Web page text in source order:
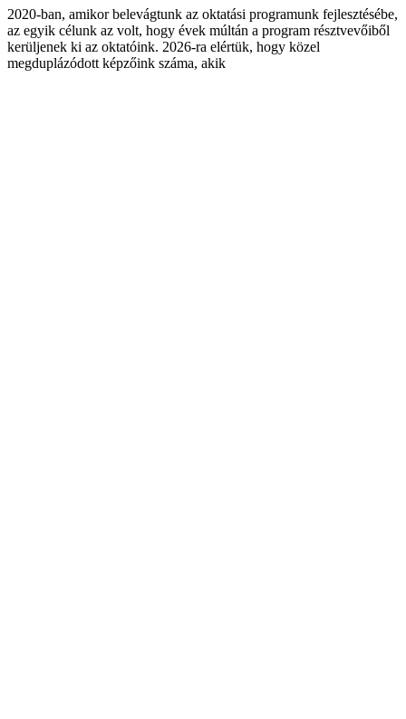
2020-ban, amikor belevágtunk az oktatási programunk fejlesztésébe,
az egyik célunk az volt, hogy évek múltán a program résztvevőiből
kerüljenek ki az oktatóink. 2026-ra elértük, hogy közel
megduplázódott képzőink száma, akik